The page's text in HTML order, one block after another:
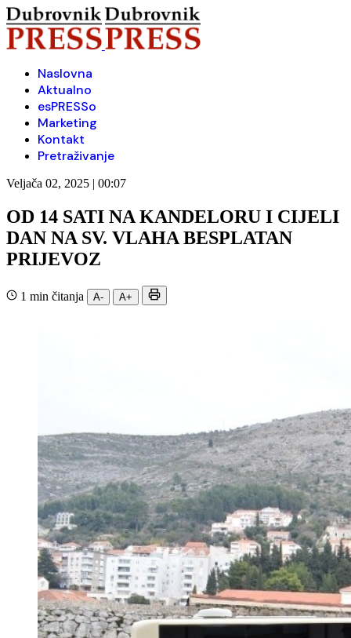
Naslovna
Aktualno
esPRESSo
Marketing
Kontakt
Pretraživanje
Veljača 02, 2025 | 00:07
OD 14 SATI NA KANDELORU I CIJELI
DAN NA SV. VLAHA BESPLATAN
PRIJEVOZ
1 min čitanja A- A+